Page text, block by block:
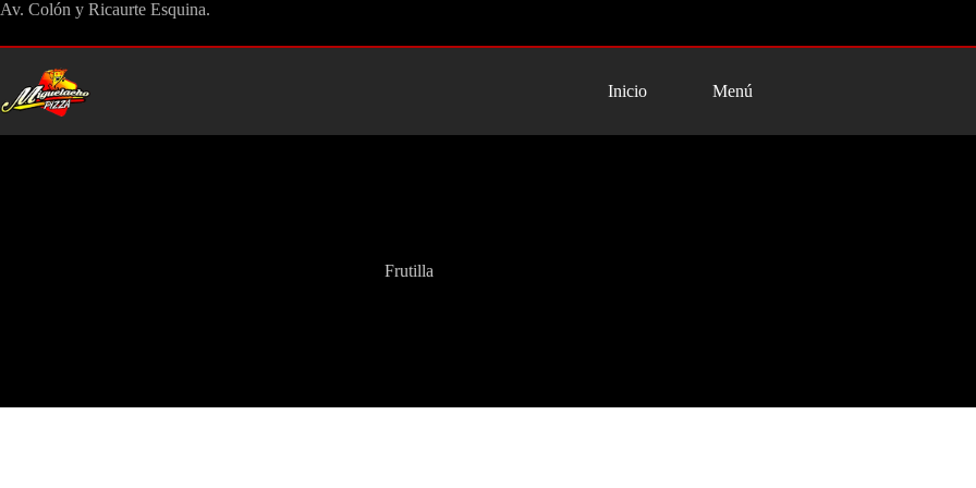
Saltar
contenido
Av. Colón y Ricaurte Esquina.
Inicio Menú
Frutilla